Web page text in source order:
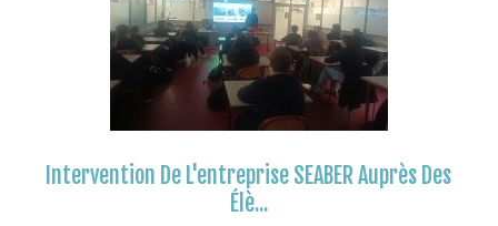
Intervention De L'entreprise SEABER Auprès Des
Élè...